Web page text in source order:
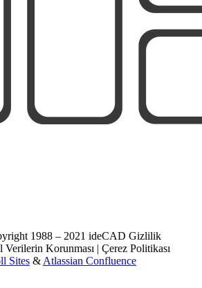
1988 – 2021 ideCAD Gizlilik
Verilerin Korunması | Çerez Politikası
Sites & Atlassian Confluence